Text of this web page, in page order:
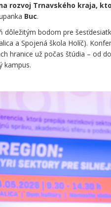
rozvoj Trnavského kraja,
Buc.
dôležitým bodom pre
a Spojená škola Holíč).
hranice už počas štúdia – od
kampus.